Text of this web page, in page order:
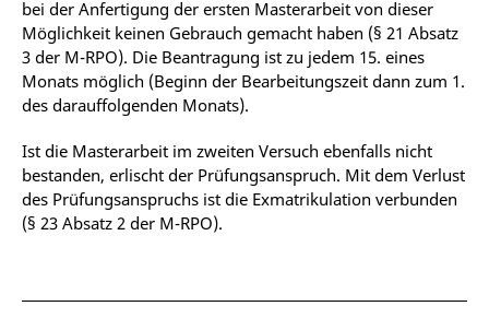
bei der Anfertigung der ersten Masterarbeit von dieser
Möglichkeit keinen Gebrauch gemacht haben (§ 21 Absatz
3 der M-RPO). Die Beantragung ist zu jedem 15. eines
Monats möglich (Beginn der Bearbeitungszeit dann zum 1.
des darauffolgenden Monats).
Ist die Masterarbeit im zweiten Versuch ebenfalls nicht
bestanden, erlischt der Prüfungsanspruch. Mit dem Verlust
des Prüfungsanspruchs ist die Exmatrikulation verbunden
(§ 23 Absatz 2 der M-RPO).